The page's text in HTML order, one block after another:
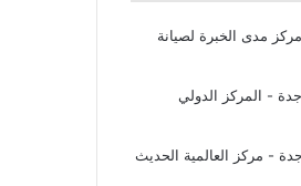
مدى الخبرة لصيانة
- المركز الدولي
- مركز العالمية الحديث